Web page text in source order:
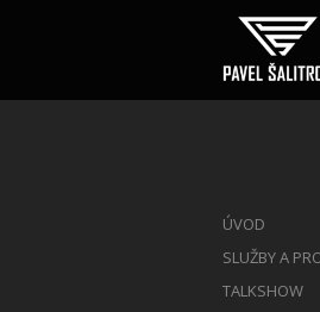
ÚVOD
SLUŽBY A
TALKSHOW